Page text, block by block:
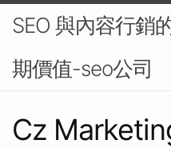
SEO 與內容行銷
期價值-seo公司
Cz